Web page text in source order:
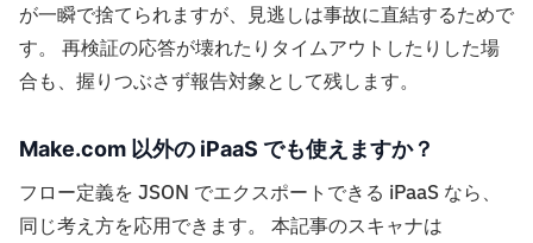
が一瞬で捨てられますが、見逃しは事故に直結するためで
す。 再検証の応答が壊れたりタイムアウトしたりした場
合も、握りつぶさず報告対象として残します。
Make.com 以外の iPaaS でも使えますか？
フロー定義を JSON でエクスポートできる iPaaS なら、
同じ考え方を応用できます。 本記事のスキャナは